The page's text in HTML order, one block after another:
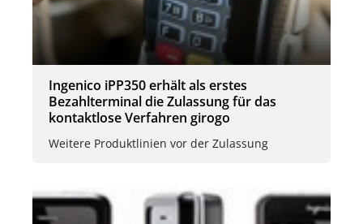
Ingenico iPP350 erhält als erstes
Bezahlterminal die Zulassung für das
kontaktlose Verfahren girogo
Weitere Produktlinien vor der Zulassung